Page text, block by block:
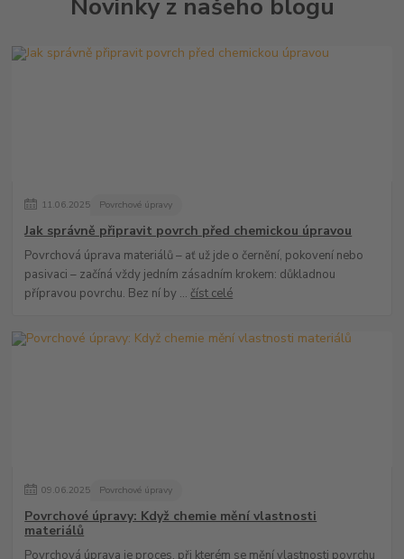
11.06.2025 Povrchové úpravy
Jak správně připravit povrch před chemickou úpravou
Povrchová úprava materiálů – ať už jde o černění, pokovení nebo
pasivaci – začíná vždy jedním zásadním krokem: důkladnou
přípravou povrchu. Bez ní by ... číst celé
09.06.2025 Povrchové úpravy
Povrchové úpravy: Když chemie mění vlastnosti
materiálů
Povrchová úprava je proces, při kterém se mění vlastnosti povrchu